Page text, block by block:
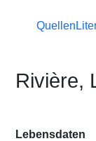
Quellen
Rivière,
Lebensdaten